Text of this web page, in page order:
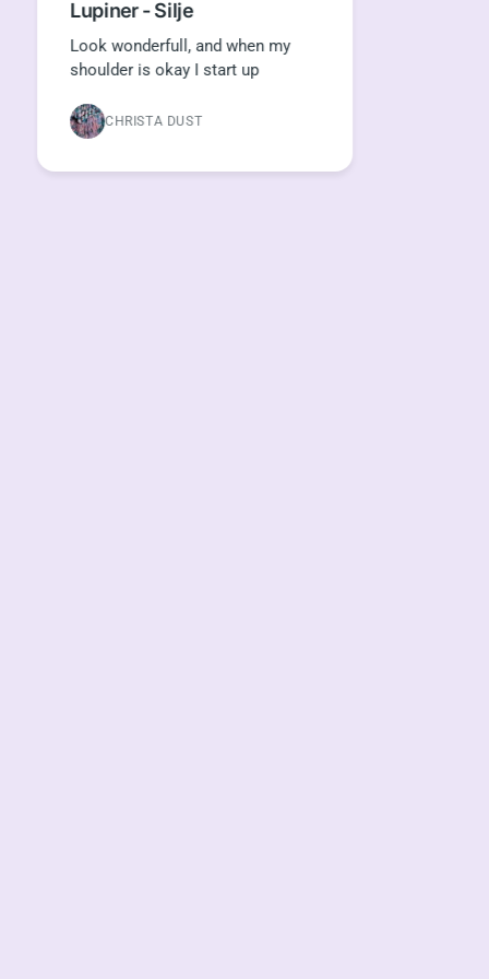
Lupiner - Silje
Look wonderfull, and when my
shoulder is okay I start up
CHRISTA DUST